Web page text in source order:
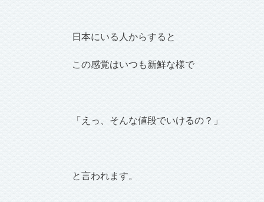
日本にいる人からすると
この感覚はいつも新鮮な様で
「えっ、そんな値段でいけるの？」
と言われます。